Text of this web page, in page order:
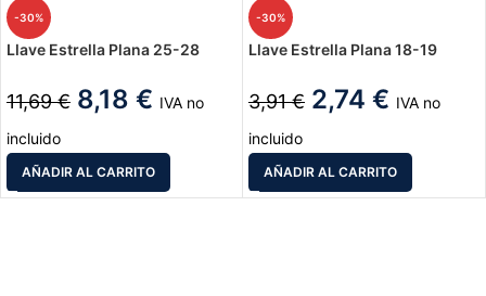
-30%
Llave Estrella Plana 25-28
11,69€ 8,18 € IVA no
incluido
AÑADIR AL CARRITO
-30%
Llave Estrella Plana 18-19
3,91€ 2,74 € IVA no
incluido
AÑADIR AL CARRITO